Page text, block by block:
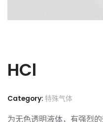
HCl
Category: 特殊气体
为无色透明液体，有强烈